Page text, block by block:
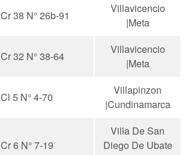
Cr 38 N° 26b-91
Villavicencio
|Meta
Cr 32 N° 38-64
Villavicencio
|Meta
Cl 5 N° 4-70
Villapinzon
|Cundinamarca
Cr 6 N° 7-19
Villa De San
Diego De Ubate